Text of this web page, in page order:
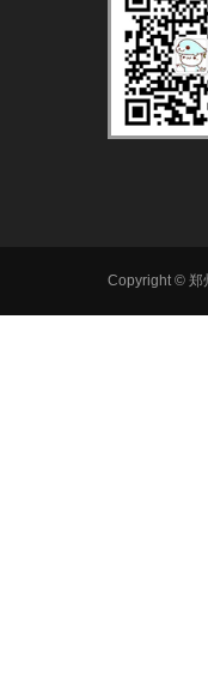
Copyright ©